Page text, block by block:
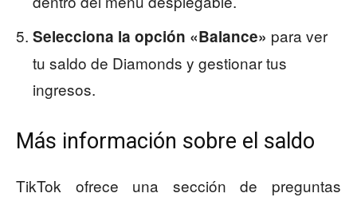
Selecciona la opción «Balance» para ver
tu saldo de Diamonds y gestionar tus
ingresos.
Más información sobre el saldo
TikTok ofrece una sección de preguntas